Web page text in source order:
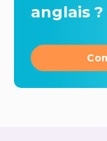
anglais ?